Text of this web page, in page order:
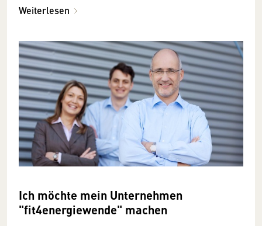
Weiterlesen
Ich möchte mein Unternehmen
"fit4energiewende" machen